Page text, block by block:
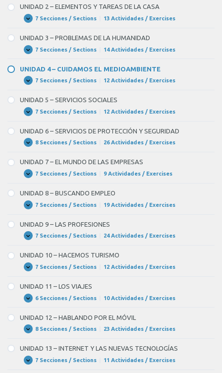
–
HOGAR,
DULCE
HOGAR
UNIDAD 2 – ELEMENTOS Y TAREAS DE LA CASA
Expandir
UNIDAD
–
ELEMENTOS
Y
TAREAS
LA
CASA
7 Secciones / Sections 13 Actividades / Exercises
UNIDAD 3 – PROBLEMAS DE LA HUMANIDAD
Expandir
UNIDAD
–
PROBLEMAS
DE
LA
7 Secciones / Sections 14 Actividades / Exercises
UNIDAD 4 – CUIDAMOS EL MEDIOAMBIENTE
Expandir
UNIDAD
–
CUIDAMOS
EL
MEDIOAMBIENTE
7 Secciones / Sections 12 Actividades / Exercises
UNIDAD 5 – SERVICIOS SOCIALES
Expandir
UNIDAD
–
SERVICIOS
SOCIALES
7 Secciones / Sections 12 Actividades / Exercises
UNIDAD 6 – SERVICIOS DE PROTECCIÓN Y SEGURIDAD
Expandir
UNIDAD
–
SERVICIOS
DE
PROTECCIÓN
SEGURIDAD
8 Secciones / Sections 26 Actividades / Exercises
UNIDAD 7 – EL MUNDO DE LAS EMPRESAS
Expandir
UNIDAD
–
EL
MUNDO
DE
EMPRESAS
7 Secciones / Sections 9 Actividades / Exercises
UNIDAD 8 – BUSCANDO EMPLEO
Expandir
UNIDAD
–
BUSCANDO
EMPLEO
7 Secciones / Sections 19 Actividades / Exercises
UNIDAD 9 – LAS PROFESIONES
Expandir
UNIDAD
–
LAS
PROFESIONES
7 Secciones / Sections 24 Actividades / Exercises
UNIDAD 10 – HACEMOS TURISMO
Expandir
UNIDAD
–
HACEMOS
TURISMO
7 Secciones / Sections 12 Actividades / Exercises
UNIDAD 11 – LOS VIAJES
Expandir
UNIDAD
–
LOS
VIAJES
6 Secciones / Sections 10 Actividades / Exercises
UNIDAD 12 – HABLANDO POR EL MÓVIL
Expandir
UNIDAD
–
HABLANDO
POR
EL
8 Secciones / Sections 23 Actividades / Exercises
UNIDAD 13 – INTERNET Y LAS NUEVAS TECNOLOGÍAS
Expandir
UNIDAD7 Secciones / Sections 11 Actividades / Exercises